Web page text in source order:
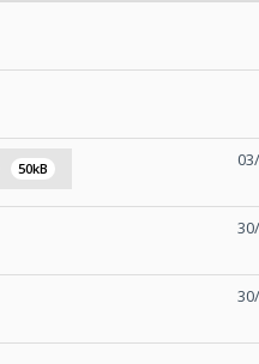
50kB